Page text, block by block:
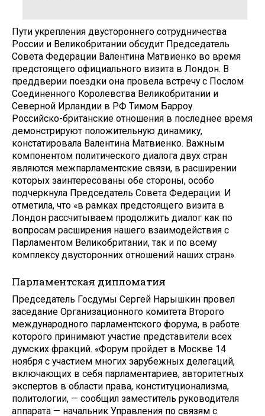
Пути укрепления двустороннего сотрудничества
России и Великобритании обсудит Председатель
Совета Федерации Валентина Матвиенко во время
предстоящего официального визита в Лондон. В
преддверии поездки она провела встречу с Послом
Соединенного Королевства Великобритании и
Северной Ирландии в РФ Тимом Барроу.
Российско-британские отношения в последнее время
демонстрируют положительную динамику,
констатировала Валентина Матвиенко. Важным
компонентом политического диалога двух стран
являются межпарламентские связи, в расширении
которых заинтересованы обе стороны, особо
подчеркнула Председатель Совета Федерации. И
отметила, что «в рамках предстоящего визита в
Лондон рассчитываем продолжить диалог как по
вопросам расширения нашего взаимодействия с
Парламентом Великобритании, так и по всему
комплексу двусторонних отношений наших стран».
Парламентская дипломатия
Председатель Госдумы Сергей Нарышкин провел
заседание Организационного комитета Второго
международного парламентского форума, в работе
которого принимают участие представители всех
думских фракций. «Форум пройдет в Москве 14
ноября с участием многих зарубежных делегаций,
включающих в себя парламентариев, авторитетных
экспертов в области права, конституционализма,
политологии, — сообщил заместитель руководителя
аппарата — начальник Управления по связям с